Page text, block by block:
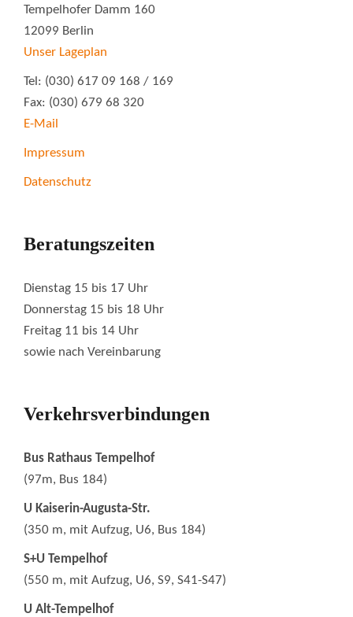
Tempelhofer Damm 160
12099 Berlin
Unser Lageplan
Tel: (030) 617 09 168 / 169
Fax: (030) 679 68 320
E-Mail
Impressum
Datenschutz
Beratungszeiten
Dienstag 15 bis 17 Uhr
Donnerstag 15 bis 18 Uhr
Freitag 11 bis 14 Uhr
sowie nach Vereinbarung
Verkehrsverbindungen
Bus Rathaus Tempelhof
(97m, Bus 184)
U Kaiserin-Augusta-Str.
(350 m, mit Aufzug, U6, Bus 184)
S+U Tempelhof
(550 m, mit Aufzug, U6, S9, S41-S47)
U Alt-Tempelhof